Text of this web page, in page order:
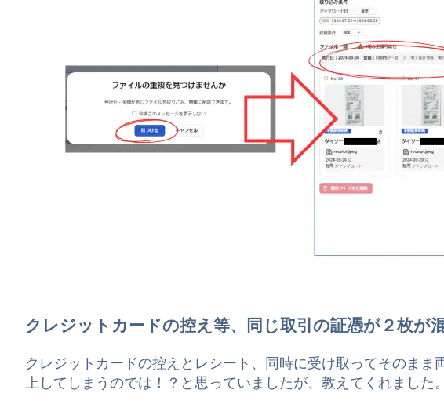
クレジットカードの控え等、同じ取引の証憑が２枚が
クレジットカードの控えとレシート、同時に受け取ってそのま
上してしまうのでは！？と思っていましたが、教えてくれました。